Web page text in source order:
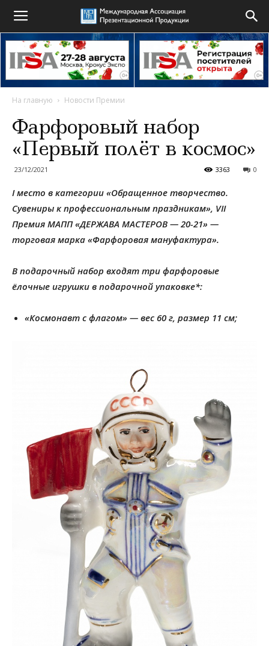
На главную Новости Премии
Фарфоровый набор
«Первый полёт в космос»
23/12/2021 0
3363
I место в категории «Обращенное творчество.
Сувениры к профессиональным праздникам», VII
Премия МАПП «ДЕРЖАВА МАСТЕРОВ — 20-21» —
торговая марка «Фарфоровая мануфактура».
В подарочный набор входят три фарфоровые
ёлочные игрушки в подарочной упаковке*:
«Космонавт с флагом» — вес 60 г, размер 11 см;